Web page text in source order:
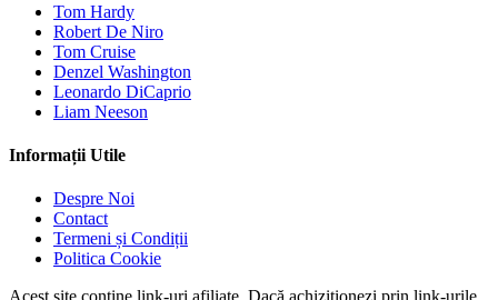
Tom Hardy
Robert De Niro
Tom Cruise
Denzel Washington
Leonardo DiCaprio
Liam Neeson
Informații Utile
Despre Noi
Contact
Termeni și Condiții
Politica Cookie